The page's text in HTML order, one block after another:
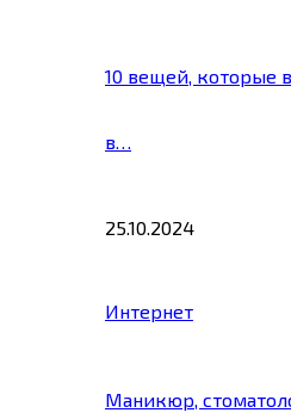
10 вещей, которые
в…
25.10.2024
Интернет
Маникюр,